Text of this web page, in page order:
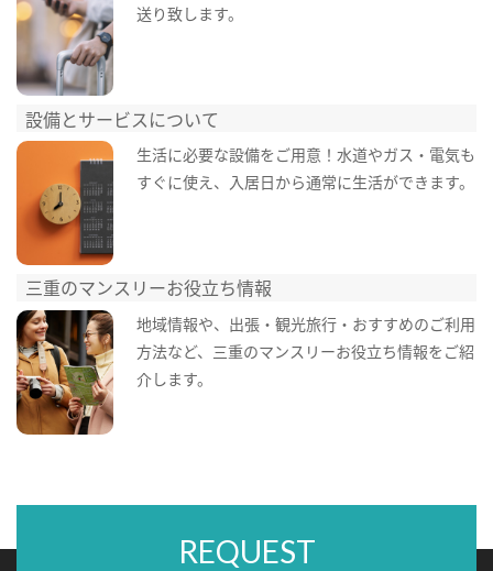
送り致します。
設備とサービスについて
生活に必要な設備をご用意！水道やガス・電気も
すぐに使え、入居日から通常に生活ができます。
三重のマンスリーお役立ち情報
地域情報や、出張・観光旅行・おすすめのご利用
方法など、三重のマンスリーお役立ち情報をご紹
介します。
REQUEST